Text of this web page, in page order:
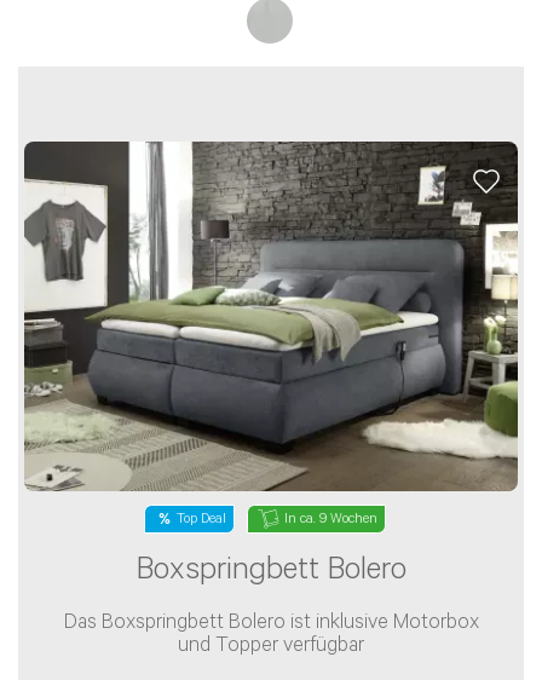
Top Deal In ca. 9 Wochen
Boxspringbett Bolero
Das Boxspringbett Bolero ist inklusive Motorbox
und Topper verfügbar